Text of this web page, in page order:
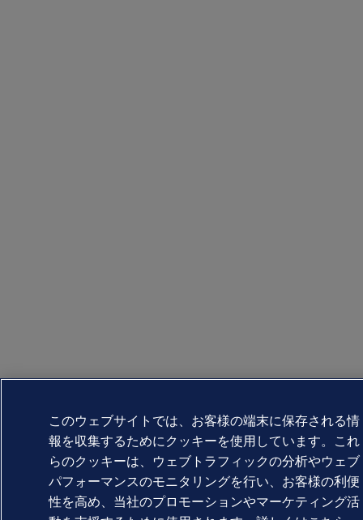
このウェブサイトでは、お客様の端末に保存される情
報を収集するためにクッキーを使用しています。これ
らのクッキーは、ウェブトラフィックの分析やウェブ
パフォーマンスのモニタリングを行い、お客様の利便
性を高め、当社のプロモーションやマーケティング活